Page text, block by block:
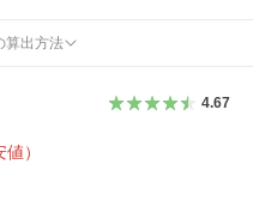
算出方法
4.67
値）